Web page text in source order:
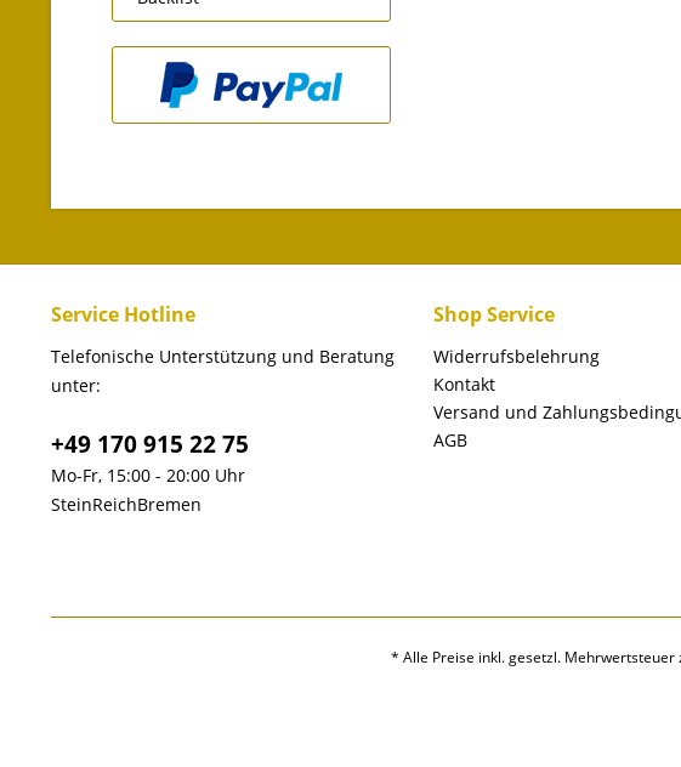
Service Hotline
Telefonische Unterstützung und Beratung
unter:
+49 170 915 22 75
Mo-Fr, 15:00 - 20:00 Uhr
SteinReichBremen
Shop Service
Widerrufsbelehrung
Kontakt
Versand und
AGB
* Alle Preise inkl. gesetzl. Mehrwertsteuer